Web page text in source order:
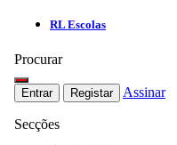
RL Escolas
Procurar
Entrar Registar Assinar
Secções